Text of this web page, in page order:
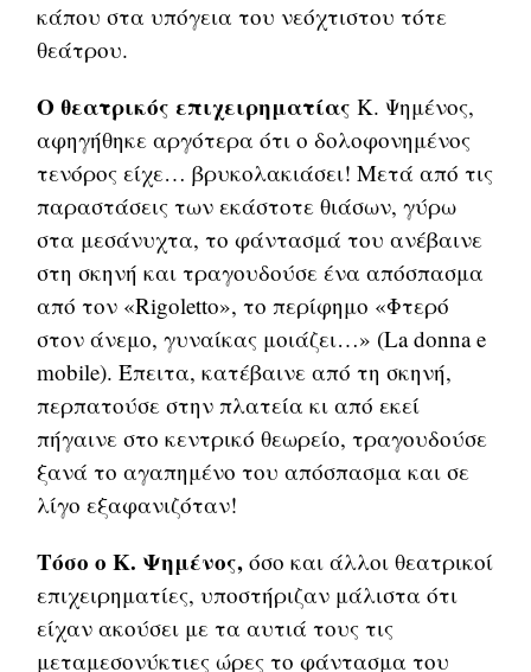
κάπου στα υπόγεια του νεόχτιστου τότε
θεάτρου.
Ο θεατρικός επιχειρηματίας Κ. Ψημένος,
αφηγήθηκε αργότερα ότι ο δολοφονημένος
τενόρος είχε… βρυκολακιάσει! Μετά από τις
παραστάσεις των εκάστοτε θιάσων, γύρω
στα μεσάνυχτα, το φάντασμά του ανέβαινε
στη σκηνή και τραγουδούσε ένα απόσπασμα
από τον «Rigoletto», το περίφημο «Φτερό
στον άνεμο, γυναίκας μοιάζει…» (La donna e
mobile). Έπειτα, κατέβαινε από τη σκηνή,
περπατούσε στην πλατεία κι από εκεί
πήγαινε στο κεντρικό θεωρείο, τραγουδούσε
ξανά το αγαπημένο του απόσπασμα και σε
λίγο εξαφανιζόταν!
Τόσο ο Κ. Ψημένος,όσο και άλλοι θεατρικοί
επιχειρηματίες, υποστήριζαν μάλιστα ότι
είχαν ακούσει με τα αυτιά τους τις
μεταμεσονύκτιες ώρες το φάντασμα του